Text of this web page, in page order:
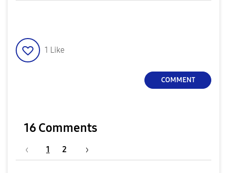
1 Like
COMMENT
16 Comments
1 2